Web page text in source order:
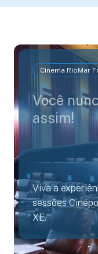
Cinema RioMar
Você
assim!
Viva a
sessões
XE.